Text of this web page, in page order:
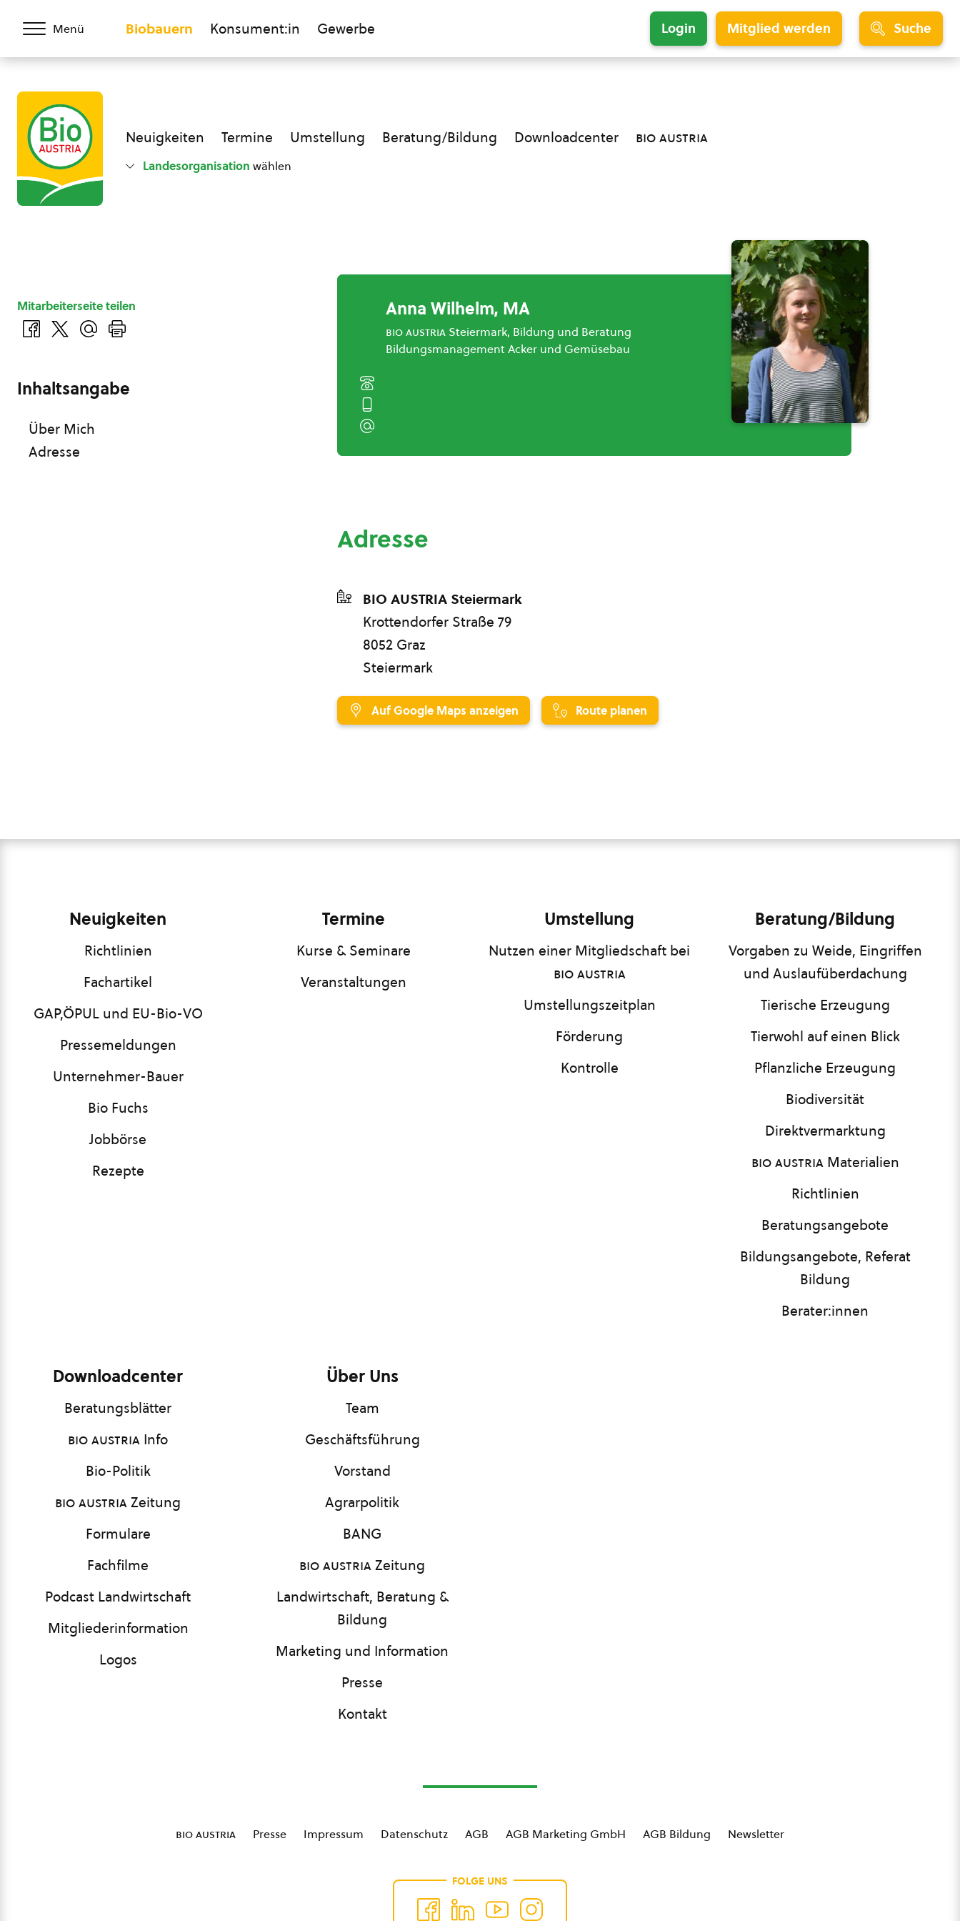
Menü Biobauern Konsument:in Gewerbe Login Mitglied werden Suche
Neuigkeiten Termine Umstellung Beratung/Bildung Downloadcenter bio austria
Landesorganisation wählen
Anna Wilhelm, MA
bio austria Steiermark, Bildung und Beratung
Bildungsmanagement Acker und Gemüsebau
Adresse
BIO AUSTRIA Steiermark
Krottendorfer Straße 79
8052 Graz
Steiermark
Auf Google Maps anzeigen Route planen
Mitarbeiterseite teilen
Inhaltsangabe
Über Mich
Adresse
Neuigkeiten
Richtlinien
Fachartikel
GAP,ÖPUL und EU-Bio-VO
Pressemeldungen
Unternehmer-Bauer
Bio Fuchs
Jobbörse
Rezepte
Termine
Kurse & Seminare
Veranstaltungen
Umstellung
Nutzen einer Mitgliedschaft bei
bio austria
Umstellungszeitplan
Förderung
Kontrolle
Beratung/Bildung
Vorgaben zu Weide, Eingriffen
und Auslaufüberdachung
Tierische Erzeugung
Tierwohl auf einen Blick
Pflanzliche Erzeugung
Biodiversität
Direktvermarktung
bio austriaMaterialien
Richtlinien
Beratungsangebote
Bildungsangebote, Referat
Bildung
Berater:innen
Downloadcenter
Beratungsblätter
bio austria Info
Bio-Politik
bio austriaZeitung
Formulare
Fachfilme
Podcast Landwirtschaft
Mitgliederinformation
Logos
Über Uns
Team
Geschäftsführung
Vorstand
Agrarpolitik
BANG
bio austriaZeitung
Landwirtschaft, Beratung &
Bildung
Marketing und Information
Presse
Kontakt
bio austria Presse Impressum Datenschutz AGB AGB Marketing GmbH AGB Bildung Newsletter
FOLGE UNS